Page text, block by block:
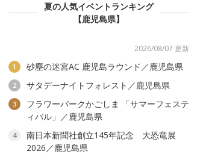
夏の人気イベントランキング
【鹿児島県】
2026/08/07 更新
1 砂塵の迷宮AC 鹿児島ラウンド／鹿児島県
2 サタデーナイトフォレスト／鹿児島県
3
フラワーパークかごしま 「サマーフェステ
ィバル」／鹿児島県
4
南日本新聞社創立145年記念 大恐竜展
2026／鹿児島県